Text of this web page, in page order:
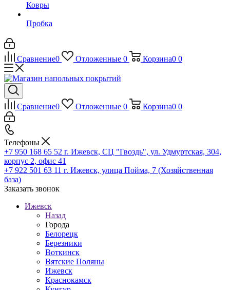
Ковры
Пробка
Сравнение0 Отложенные 0 Корзина0 0
Сравнение0 Отложенные 0 Корзина0 0
Телефоны
+7 950 168 65 52 г. Ижевск, СЦ "Гвоздь", ул. Удмуртская, 304,
корпус 2, офис 41
+7 922 501 63 11 г. Ижевск, улица Пойма, 7 (Хозяйственная
база)
Заказать звонок
Ижевск
Назад
Города
Белорецк
Березники
Воткинск
Вятские Поляны
Ижевск
Краснокамск